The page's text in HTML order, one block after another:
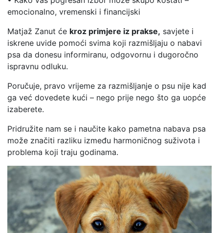
emocionalno, vremenski i financijski
Matjaž Zanut će kroz primjere iz prakse, savjete i
iskrene uvide pomoći svima koji razmišljaju o nabavi
psa da donesu informiranu, odgovornu i dugoročno
ispravnu odluku.
Poručuje, pravo vrijeme za razmišljanje o psu nije kad
ga već dovedete kući – nego prije nego što ga uopće
izaberete.
Pridružite nam se i naučite kako pametna nabava psa
može značiti razliku između harmoničnog suživota i
problema koji traju godinama.